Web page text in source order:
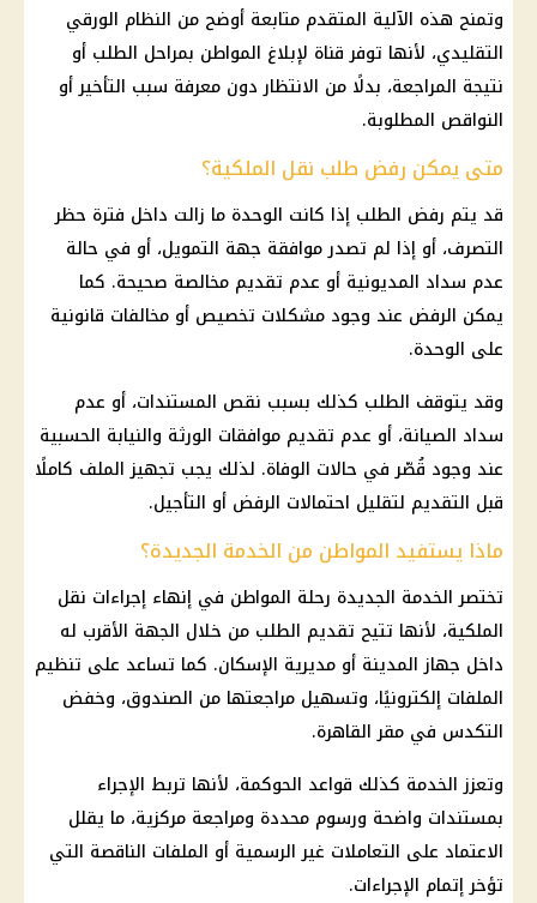
وتمنح هذه الآلية المتقدم متابعة أوضح من النظام الورقي
التقليدي، لأنها توفر قناة لإبلاغ المواطن بمراحل الطلب أو
نتيجة المراجعة، بدلًا من الانتظار دون معرفة سبب التأخير أو
النواقص المطلوبة.
متى يمكن رفض طلب نقل الملكية؟
قد يتم رفض الطلب إذا كانت الوحدة ما زالت داخل فترة حظر
التصرف، أو إذا لم تصدر موافقة جهة التمويل، أو في حالة
عدم سداد المديونية أو عدم تقديم مخالصة صحيحة. كما
يمكن الرفض عند وجود مشكلات تخصيص أو مخالفات قانونية
على الوحدة.
وقد يتوقف الطلب كذلك بسبب نقص المستندات، أو عدم
سداد الصيانة، أو عدم تقديم موافقات الورثة والنيابة الحسبية
عند وجود قُصّر في حالات الوفاة. لذلك يجب تجهيز الملف كاملًا
قبل التقديم لتقليل احتمالات الرفض أو التأجيل.
ماذا يستفيد المواطن من الخدمة الجديدة؟
تختصر الخدمة الجديدة رحلة المواطن في إنهاء إجراءات نقل
الملكية، لأنها تتيح تقديم الطلب من خلال الجهة الأقرب له
داخل جهاز المدينة أو مديرية الإسكان. كما تساعد على تنظيم
الملفات إلكترونيًا، وتسهيل مراجعتها من الصندوق، وخفض
التكدس في مقر القاهرة.
وتعزز الخدمة كذلك قواعد الحوكمة، لأنها تربط الإجراء
بمستندات واضحة ورسوم محددة ومراجعة مركزية، ما يقلل
الاعتماد على التعاملات غير الرسمية أو الملفات الناقصة التي
تؤخر إتمام الإجراءات.